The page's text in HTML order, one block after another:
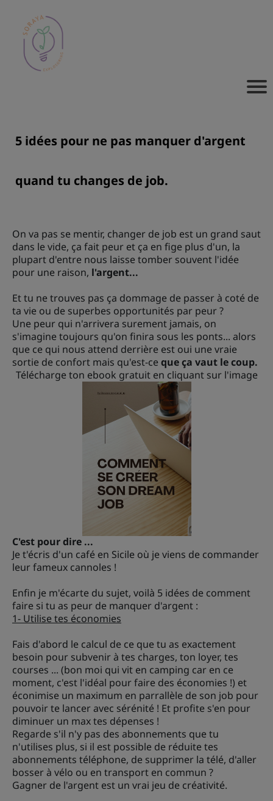
5 idées pour ne pas manquer d'argent
quand tu changes de job.
On va pas se mentir, changer de job est un grand saut
dans le vide, ça fait peur et ça en fige plus d'un, la
plupart d'entre nous laisse tomber souvent l'idée
pour une raison, l'argent...
Et tu ne trouves pas ça dommage de passer à coté de
ta vie ou de superbes opportunités par peur ?
Une peur qui n'arrivera surement jamais, on
s'imagine toujours qu'on finira sous les ponts... alors
que ce qui nous attend derrière est oui une vraie
sortie de confort mais qu'est-ce que ça vaut le coup.
Télécharge ton ebook gratuit en cliquant sur l'image
C'est pour dire ...
Je t'écris d'un café en Sicile où je viens de commander
leur fameux cannoles !
Enfin je m'écarte du sujet, voilà 5 idées de comment
faire si tu as peur de manquer d'argent :
1- Utilise tes économies
Fais d'abord le calcul de ce que tu as exactement
besoin pour subvenir à tes charges, ton loyer, tes
courses ... (bon moi qui vit en camping car en ce
moment, c'est l'idéal pour faire des économies !) et
éconimise un maximum en parrallèle de son job pour
pouvoir te lancer avec sérénité ! Et profite s'en pour
diminuer un max tes dépenses !
Regarde s'il n'y pas des abonnements que tu
n'utilises plus, si il est possible de réduite tes
abonnements téléphone, de supprimer la télé, d'aller
bosser à vélo ou en transport en commun ?
Gagner de l'argent est un vrai jeu de créativité.